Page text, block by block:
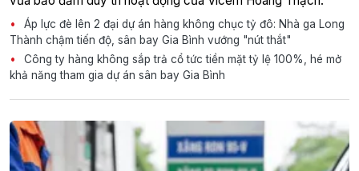
Áp lực đè lên 2 đại dự án hàng không chục tỷ đô: Nhà ga Long
Thành chậm tiến độ, sân bay Gia Bình vướng "nút thắt"
Công ty hàng không sắp trả cổ tức tiền mặt tỷ lệ 100%, hé mở
khả năng tham gia dự án sân bay Gia Bình